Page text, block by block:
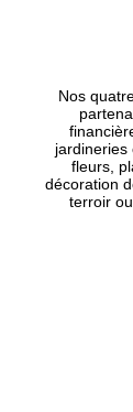
Nos
jardineries
fleurs,
décoration
terroir